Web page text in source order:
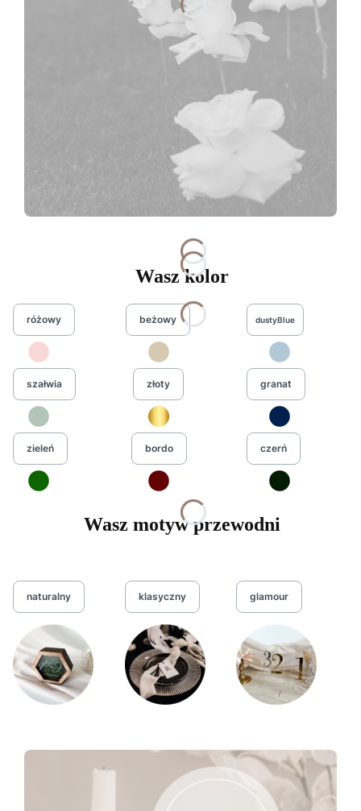
Wasz kolor
różowy beżowy dustyBlue
szałwia złoty granat
zieleń bordo czerń
Wasz motyw przewodni
naturalny klasyczny glamour